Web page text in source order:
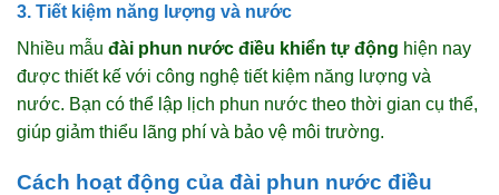
3. Tiết kiệm năng lượng và nước
Nhiều mẫu đài phun nước điều khiển tự động hiện nay
được thiết kế với công nghệ tiết kiệm năng lượng và
nước. Bạn có thể lập lịch phun nước theo thời gian cụ thể,
giúp giảm thiểu lãng phí và bảo vệ môi trường.
Cách hoạt động của đài phun nước điều